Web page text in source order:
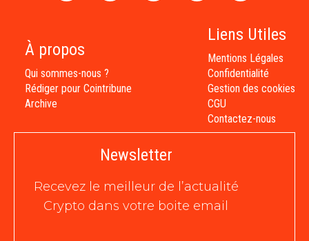
À propos
Qui sommes-nous ?
Rédiger pour Cointribune
Archive
Liens Utiles
Mentions Légales
Confidentialité
Gestion des cookies
CGU
Contactez-nous
Newsletter
Recevez le meilleur de l’actualité
Crypto dans votre boite email